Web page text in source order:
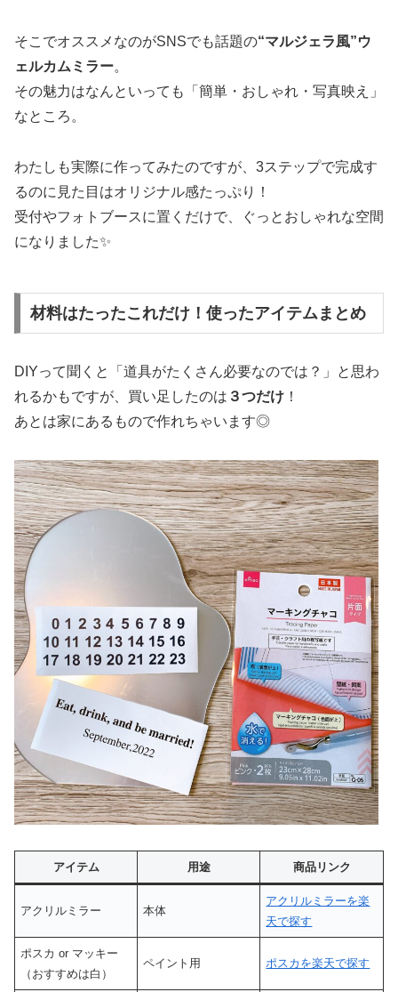
そこでオススメなのがSNSでも話題の“マルジェラ風”ウ
ェルカムミラー。
その魅力はなんといっても「簡単・おしゃれ・写真映え」
なところ。
わたしも実際に作ってみたのですが、3ステップで完成す
るのに見た目はオリジナル感たっぷり！
受付やフォトブースに置くだけで、ぐっとおしゃれな空間
になりました✨️
材料はたったこれだけ！使ったアイテムまとめ
DIYって聞くと「道具がたくさん必要なのでは？」と思わ
れるかもですが、買い足したのは ３つだけ ！
あとは家にあるもので作れちゃいます◎
アイテム 用途 商品リンク
アクリルミラー 本体
アクリルミラーを楽
天で探す
ポスカ or マッキー
（おすすめは白）
ペイント用 ポスカを楽天で探す